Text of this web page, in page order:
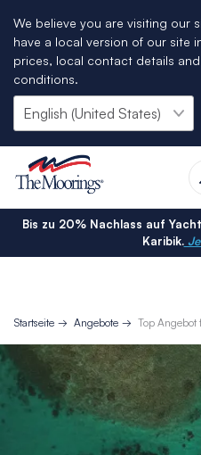
We believe you are visiting our
have a local version of our site
prices, local contact details
conditions.
Bis zu 20% Nachlass auf
Karibik.
Startseite Angebote Top Angebot